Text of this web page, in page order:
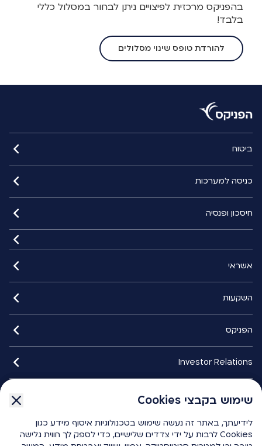
שימוש בקבצי Cookies
לידיעתך, באתר זה נעשה שימוש בטכנולוגיות איסוף מידע כגון
Cookies לרבות על ידי צדדים שלישיים, כדי לספק לך חווית גלישה
בהפניקס מרכזית לפיצויים ניתן לבחור במסלול כללי
בלבד!
להורדת טופס שינוי מסלולים
ביטוח
כניסה למערכות
חיסכון ופנסיה
אשראי
השקעות
הפניקס
Investor Relations
הפניקס smart
שימוש בקבצי Cookies
לידיעתך, באתר זה נעשה שימוש בטכנולוגיות איסוף מידע כגון
Cookies לרבות על ידי צדדים שלישיים, כדי לספק לך חווית גלישה